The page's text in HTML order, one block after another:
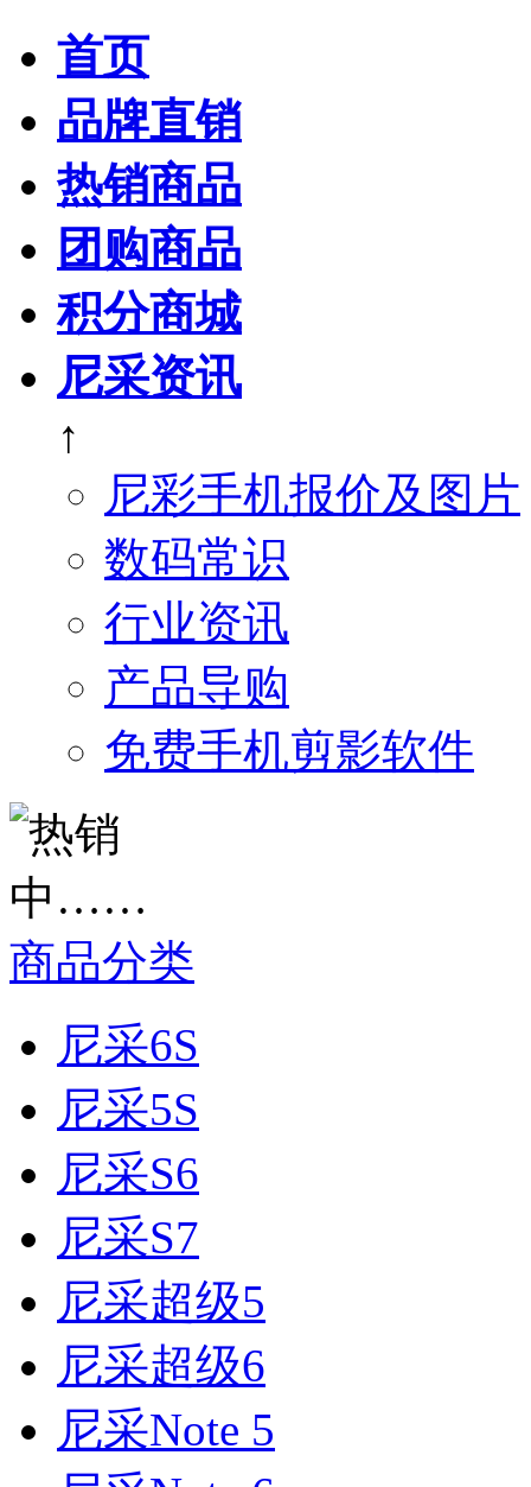
首页
品牌直销
热销商品
团购商品
积分商城
尼采资讯
↑
尼彩手机报价及图片
数码常识
行业资讯
产品导购
免费手机剪影软件
商品分类
尼采6S
尼采5S
尼采S6
尼采S7
尼采超级5
尼采超级6
尼采Note 5